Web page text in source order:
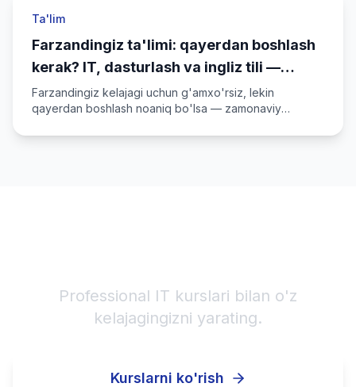
Ta'lim
Farzandingiz ta'limi: qayerdan boshlash
kerak? IT, dasturlash va ingliz tili —
kelajak uchun mustahkam yo'l
Farzandingiz kelajagi uchun g'amxo'rsiz, lekin
qayerdan boshlash noaniq bo'lsa — zamonaviy
haqida qisqa yo'l-yo'riq.
Professional IT kurslari bilan o'z
kelajagingizni yarating.
Kurslarni ko'rish